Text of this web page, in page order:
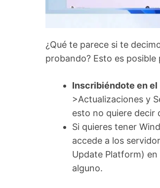
¿Qué te parece si te
probando? Esto es posible
Inscribiéndote en
>Actualizaciones y
esto no quiere decir
Si quieres tener
accede a los
Update Platform) en
alguno.